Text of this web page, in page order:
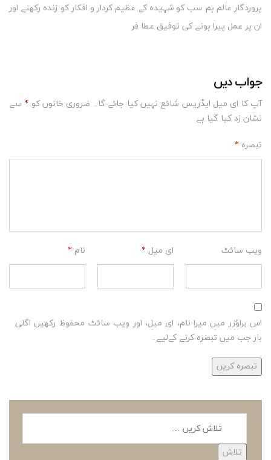
پروردگار عالم ہم سب کو شہیدہ کے عظیم کردار و افکار کو زندہ رکھنے اور
ان پر عمل پیرا ہونے کی توفیق عطا فر
جواب دیں
آپ کا ای میل ایڈریس شائع نہیں کیا جائے گا۔ ضروری خانوں کو *سے
نشان زد کیا گیا ہے
تبصرہ *
نام* ای میل* ویب‌ سائٹ
اس براؤزر میں میرا نام، ای میل، اور ویب سائٹ محفوظ رکھیں اگلی
بار جب میں تبصرہ کرنے کےلیے۔